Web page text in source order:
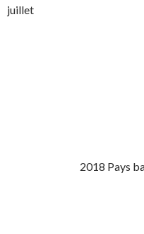
juillet
2018 Pays